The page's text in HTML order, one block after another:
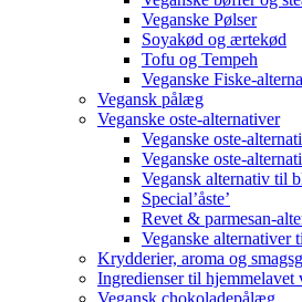
Veganske Pølser
Soyakød og ærtekød
Tofu og Tempeh
Veganske Fiske-
Vegansk pålæg
Veganske oste-alternativer
Veganske oste-
Veganske oste-
Vegansk alternativ til
Special’åste’
Revet & parmesan-
Veganske alternativer
Krydderier, aroma og
Ingredienser til hjemmelavet
Vegansk chokoladepålæg